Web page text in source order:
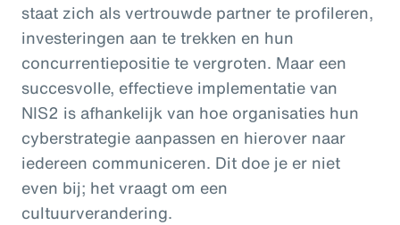
staat zich als vertrouwde partner te profileren,
investeringen aan te trekken en hun
concurrentiepositie te vergroten. Maar een
succesvolle, effectieve implementatie van
NIS2 is afhankelijk van hoe organisaties hun
cyberstrategie aanpassen en hierover naar
iedereen communiceren. Dit doe je er niet
even bij; het vraagt om een
cultuurverandering.